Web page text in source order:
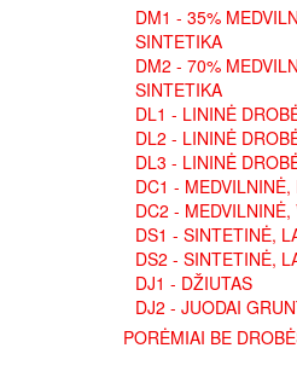
DM1 - 35%
SINTETIKA
DM2 - 70%
SINTETIKA
DL1 - LININĖ
DL2 - LININĖ
DL3 - LININĖ
DC1 - MEDVILNINĖ,
DC2 -
DS1 - SINTETINĖ,
DS2 - SINTETINĖ,
DJ1 - DŽIUTAS
DJ2 - JUODAI
PORĖMIAI BE